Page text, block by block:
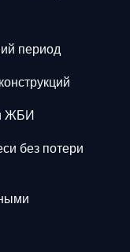
период
ЖБИ
без потери